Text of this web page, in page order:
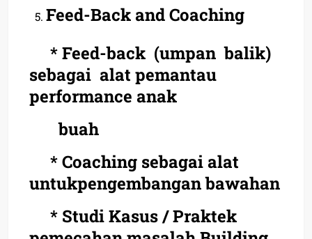
Feed-Back and Coaching
* Feed-back (umpan balik)
sebagai alat pemantau
performance anak
buah
* Coaching sebagai alat
untukpengembangan bawahan
* Studi Kasus / Praktek